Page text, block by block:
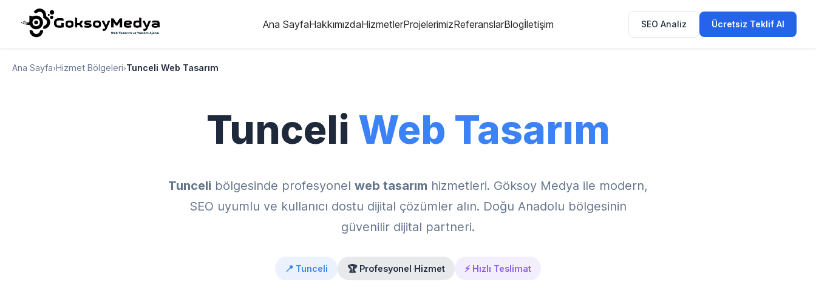
Ana SayfaHakkımızdaHizmetlerProjelerimizReferanslarBlogİletişim SEO Analiz Ücretsiz Teklif Al
Ana Sayfa›Hizmet Bölgeleri›Tunceli Web Tasarım
Tunceli Web Tasarım
Tunceli bölgesinde profesyonel web tasarım hizmetleri. Göksoy Medya ile modern,
SEO uyumlu ve kullanıcı dostu dijital çözümler alın. Doğu Anadolu bölgesinin
güvenilir dijital partneri.
📍 Tunceli 🏆 Profesyonel Hizmet ⚡ Hızlı Teslimat